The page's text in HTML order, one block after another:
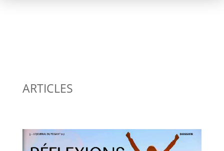
ARTICLES